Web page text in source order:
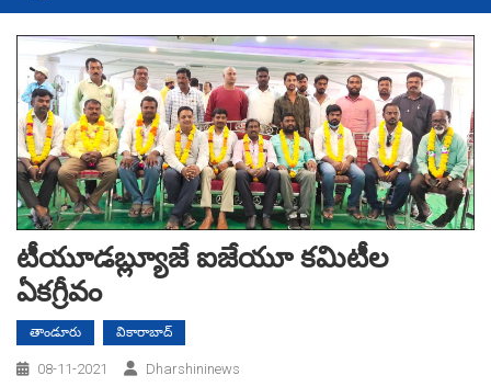
టీయూడ‌బ్ల్యూజే ఐజేయూ క‌మిటీల
ఏక‌గ్రీవం
తాండూరు వికారాబాద్
08-11-2021 Dharshininews